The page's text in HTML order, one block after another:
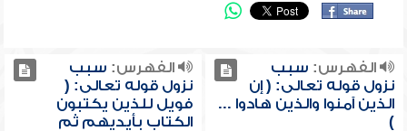
الفهرس: سبب
نزول قوله تعالى: ( إن
الذين آمنوا والذين هادوا ...
)
الفهرس: سبب
نزول قوله تعالى: (
فويل للذين يكتبون
الكتاب بأيديهم ثم